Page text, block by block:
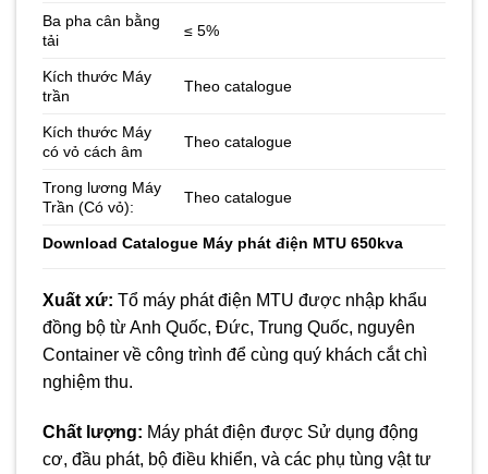
Ba pha cân bằng
tải
≤ 5%
Kích thước Máy
trần
Theo catalogue
Kích thước Máy
có vỏ cách âm
Theo catalogue
Trong lương Máy
Trần (Có vỏ):
Theo catalogue
Download Catalogue Máy phát điện MTU 650kva
Xuất xứ: Tổ máy phát điện MTU được nhập khẩu
đồng bộ từ Anh Quốc, Đức, Trung Quốc, nguyên
Container về công trình để cùng quý khách cắt chì
nghiệm thu.
Chất lượng: Máy phát điện được Sử dụng động
cơ, đầu phát, bộ điều khiển, và các phụ tùng vật tư